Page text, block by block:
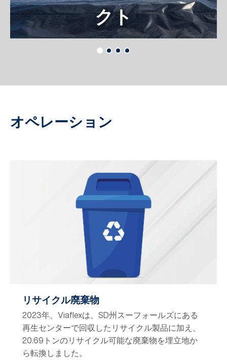
クト
オペレーション
リサイクル廃棄物
2023年、Viaflexは、SD州スーフォールズにある
再生センターで回収したリサイクル製品に加え、
20.69トンのリサイクル可能な廃棄物を埋立地か
ら転換しました。